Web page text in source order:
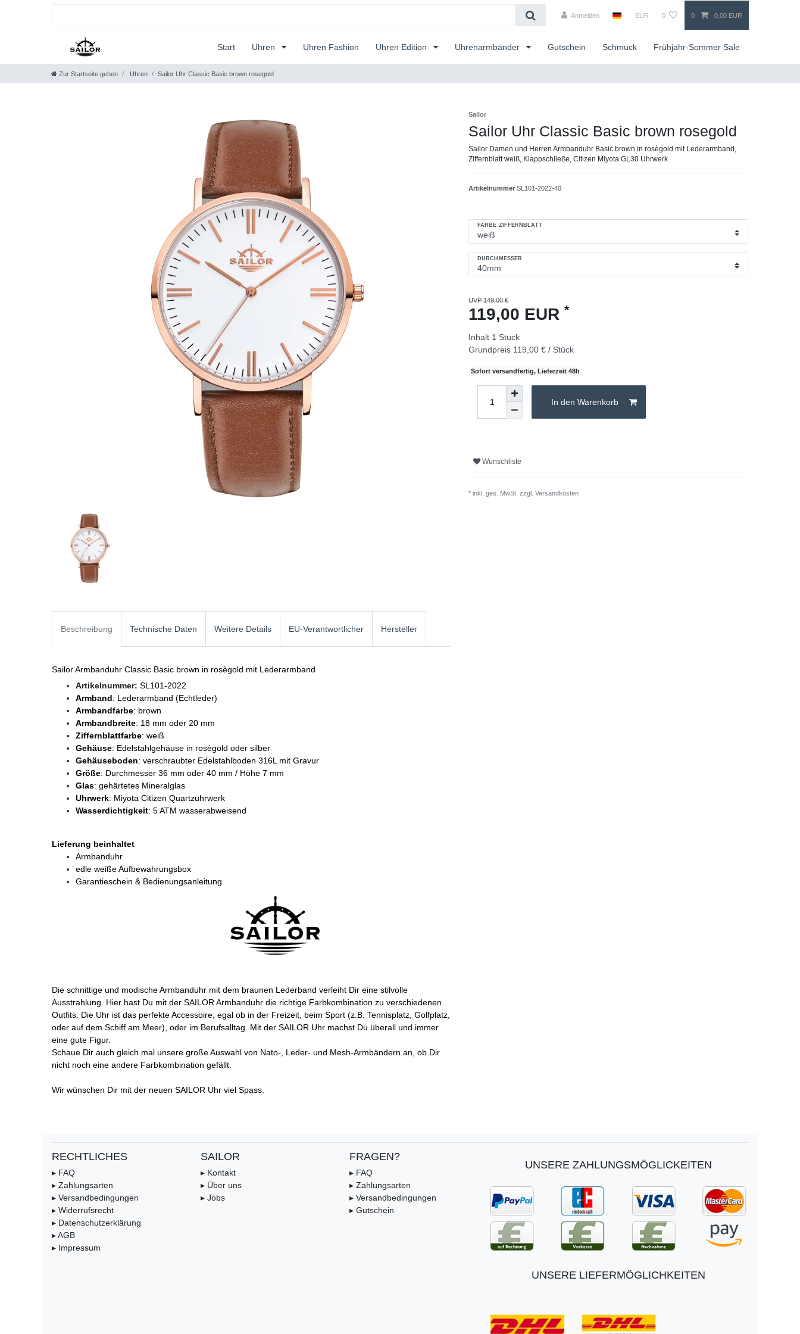
Anmelden EUR 0 0 0,00 EUR
Start Uhren Uhren Fashion Uhren Edition Uhrenarmbänder Gutschein Schmuck Frühjahr-Sommer Sale
Zur Startseite gehen Uhren Sailor Uhr Classic Basic brown rosegold
Sailor
Sailor Uhr Classic Basic brown rosegold
Sailor Damen und Herren Armbanduhr Basic brown in rosègold mit Lederarmband,
Ziffernblatt weiß, Klappschließe, Citizen Miyota GL30 Uhrwerk
Artikelnummer SL101-2022-40
FARBE ZIFFERNBLATT
DURCHMESSER
UVP 149,00 €
119,00 EUR *
Inhalt 1 Stück
Grundpreis 119,00 € / Stück
Sofort versandfertig, Lieferzeit 48h
In den Warenkorb
Wunschliste
* inkl. ges. MwSt. zzgl. Versandkosten
Beschreibung Technische Daten Weitere Details EU-Verantwortlicher Hersteller
Sailor Armbanduhr Classic Basic brown in rosègold mit Lederarmband
Artikelnummer: SL101-2022
Armband: Lederarmband (Echtleder)
Armbandfarbe: brown
Armbandbreite: 18 mm oder 20 mm
Ziffernblattfarbe: weiß
Gehäuse: Edelstahlgehäuse in rosègold oder silber
Gehäuseboden: verschraubter Edelstahlboden 316L mit Gravur
Größe: Durchmesser 36 mm oder 40 mm / Höhe 7 mm
Glas: gehärtetes Mineralglas
Uhrwerk: Miyota Citizen Quartzuhrwerk
Wasserdichtigkeit: 5 ATM wasserabweisend
Lieferung beinhaltet
Armbanduhr
edle weiße Aufbewahrungsbox
Garantieschein & Bedienungsanleitung
Die schnittige und modische Armbanduhr mit dem braunen Lederband verleiht Dir eine stilvolle
Ausstrahlung. Hier hast Du mit der SAILOR Armbanduhr die richtige Farbkombination zu verschiedenen
Outfits. Die Uhr ist das perfekte Accessoire, egal ob in der Freizeit, beim Sport (z.B. Tennisplatz, Golfplatz,
oder auf dem Schiff am Meer), oder im Berufsalltag. Mit der SAILOR Uhr machst Du überall und immer
eine gute Figur.
Schaue Dir auch gleich mal unsere große Auswahl von Nato-, Leder- und Mesh-Armbändern an, ob Dir
nicht noch eine andere Farbkombination gefällt.
Wir wünschen Dir mit der neuen SAILOR Uhr viel Spass.
RECHTLICHES
▸ FAQ
▸ Zahlungsarten
▸ Versandbedingungen
▸ Widerrufsrecht
▸ Datenschutzerklärung
▸ AGB
▸ Impressum
SAILOR
▸ Kontakt
▸ Über uns
▸ Jobs
FRAGEN?
▸ FAQ
▸ Zahlungsarten
▸ Versandbedingungen
▸ Gutschein
UNSERE ZAHLUNGSMÖGLICKEITEN
UNSERE LIEFERMÖGLICHKEITEN